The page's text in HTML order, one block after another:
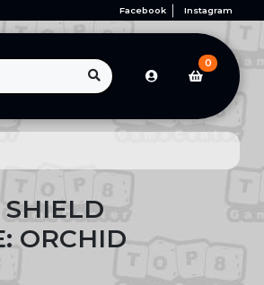
Facebook Instagram
0
ORCHID